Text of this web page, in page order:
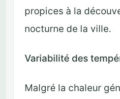
propices à la
nocturne de la ville.
Variabilité des
Malgré la chaleur